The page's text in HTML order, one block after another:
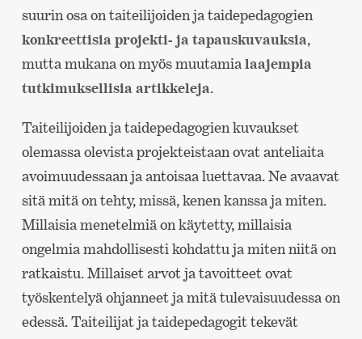
suurin osa on taiteilijoiden ja taidepedagogien
konkreettisia projekti- ja tapauskuvauksia,
mutta mukana on myös muutamia laajempia
tutkimuksellisia artikkeleja.
Taiteilijoiden ja taidepedagogien kuvaukset
olemassa olevista projekteistaan ovat anteliaita
avoimuudessaan ja antoisaa luettavaa. Ne avaavat
sitä mitä on tehty, missä, kenen kanssa ja miten.
Millaisia menetelmiä on käytetty, millaisia
ongelmia mahdollisesti kohdattu ja miten niitä on
ratkaistu. Millaiset arvot ja tavoitteet ovat
työskentelyä ohjanneet ja mitä tulevaisuudessa on
edessä. Taiteilijat ja taidepedagogit tekevät